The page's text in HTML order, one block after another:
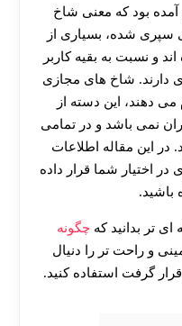
آمده بود که معنی شاخ
سپری شده، بسیاری از
و نسبت به بقیه کاربر
دارند. شاخ های مجازی
دهند، این دسته از
نمی باشد و در تمامی
در این مقاله اطلاعات
اختیار شما قرار داده
باشید.
تر بدانید که چگونه
و راحت تر را دنیال
گرفت استفاده کنید.